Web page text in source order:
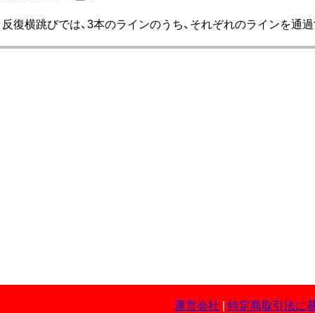
反復横跳びでは、3本のラインのうち、それぞれのラインを通
運営会社
特定商取引法に